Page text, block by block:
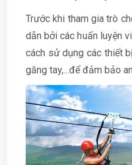
Trước khi tham gia trò
dẫn bởi các huấn luyện
cách sử dụng các thiết
găng tay,...để đảm bảo